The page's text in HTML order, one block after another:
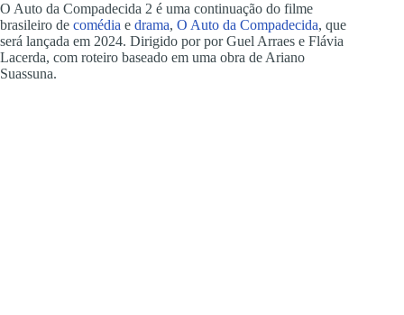
O Auto da Compadecida 2 é uma continuação do filme
brasileiro de comédia e drama, O Auto da Compadecida, que
será lançada em 2024. Dirigido por por Guel Arraes e Flávia
Lacerda, com roteiro baseado em uma obra de Ariano
Suassuna.